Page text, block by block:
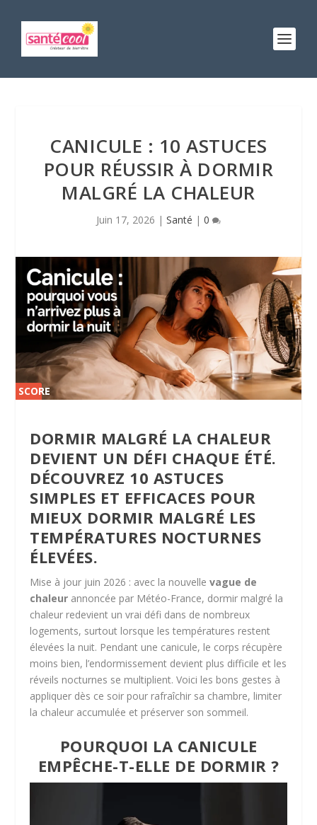
CANICULE : 10 ASTUCES
POUR RÉUSSIR À DORMIR
MALGRÉ LA CHALEUR
Juin 17, 2026 | Santé | 0
SCORE
SCORE
DORMIR MALGRÉ LA CHALEUR
DEVIENT UN DÉFI CHAQUE ÉTÉ.
DÉCOUVREZ 10 ASTUCES
SIMPLES ET EFFICACES POUR
MIEUX DORMIR MALGRÉ LES
TEMPÉRATURES NOCTURNES
ÉLEVÉES.
Mise à jour juin 2026 : avec la nouvellevague de
chaleur annoncée par Météo-France, dormir malgré la
chaleur redevient un vrai défi dans de nombreux
logements, surtout lorsque les températures restent
élevées la nuit. Pendant une canicule, le corps récupère
moins bien, l’endormissement devient plus difficile et les
réveils nocturnes se multiplient. Voici les bons gestes à
appliquer dès ce soir pour rafraîchir sa chambre, limiter
la chaleur accumulée et préserver son sommeil.
POURQUOI LA CANICULE
EMPÊCHE-T-ELLE DE DORMIR ?